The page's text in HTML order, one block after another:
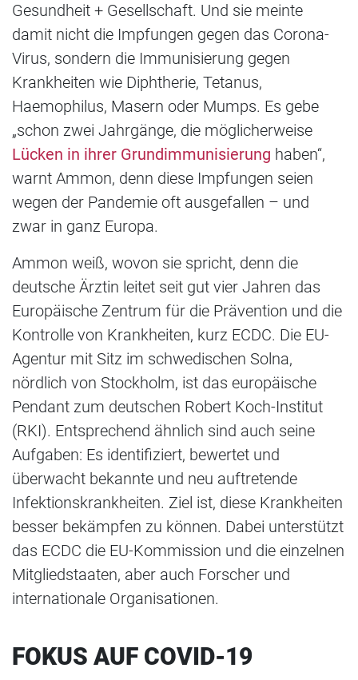
Gesundheit + Gesellschaft. Und sie meinte
damit nicht die Impfungen gegen das Corona-
Virus, sondern die Immunisierung gegen
Krankheiten wie Diphtherie, Tetanus,
Haemophilus, Masern oder Mumps. Es gebe
„schon zwei Jahrgänge, die möglicherweise
Lücken in ihrer Grundimmunisierung haben“,
warnt Ammon, denn diese Impfungen seien
wegen der Pandemie oft ausgefallen – und
zwar in ganz Europa.
Ammon weiß, wovon sie spricht, denn die
deutsche Ärztin leitet seit gut vier Jahren das
Europäische Zentrum für die Prävention und die
Kontrolle von Krankheiten, kurz ECDC. Die EU-
Agentur mit Sitz im schwedischen Solna,
nördlich von Stockholm, ist das europäische
Pendant zum deutschen Robert Koch-Institut
(RKI). Entsprechend ähnlich sind auch seine
Aufgaben: Es identifiziert, bewertet und
überwacht bekannte und neu auftretende
Infektionskrankheiten. Ziel ist, diese Krankheiten
besser bekämpfen zu können. Dabei unterstützt
das ECDC die EU-Kommission und die einzelnen
Mitgliedstaaten, aber auch Forscher und
internationale Organisationen.
FOKUS AUF COVID-19